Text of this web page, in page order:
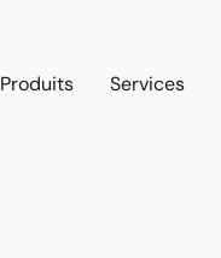
Produits Services